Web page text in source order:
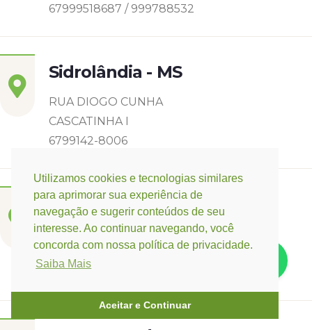
Utilizamos cookies e tecnologias similares
para aprimorar sua experiência de
navegação e sugerir conteúdos de seu
interesse. Ao continuar navegando, você
concorda com nossa política de privacidade.
Saiba Mais
Aceitar e Continuar
67999518687 / 999788532
Sidrolândia - MS
RUA DIOGO CUNHA
CASCATINHA I
6799142-8006
Três Lagoas - MS
Rua Eurídice Chagas Cruz, 2675
Centro
(67) 9 9249-5406